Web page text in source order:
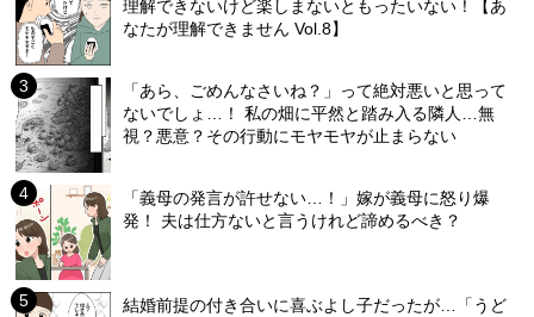
理解できないけど楽しまないともったいない！【あ
なたが理解できません Vol.8】
「あら、ごめんなさいね？」って絶対悪いと思って
ないでしょ…！ 私の畑に平然と踏み入る隣人…無
視？悪意？その行動にモヤモヤが止まらない
「義母の発言が許せない…！」嫁が義母に怒り爆
発！ 夫は仕方ないと言うけれど諦めるべき？
結婚前提の付き合いに喜ぶよし子だったが…「うど